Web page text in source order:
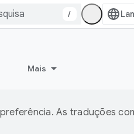
/
Mais
As traduções